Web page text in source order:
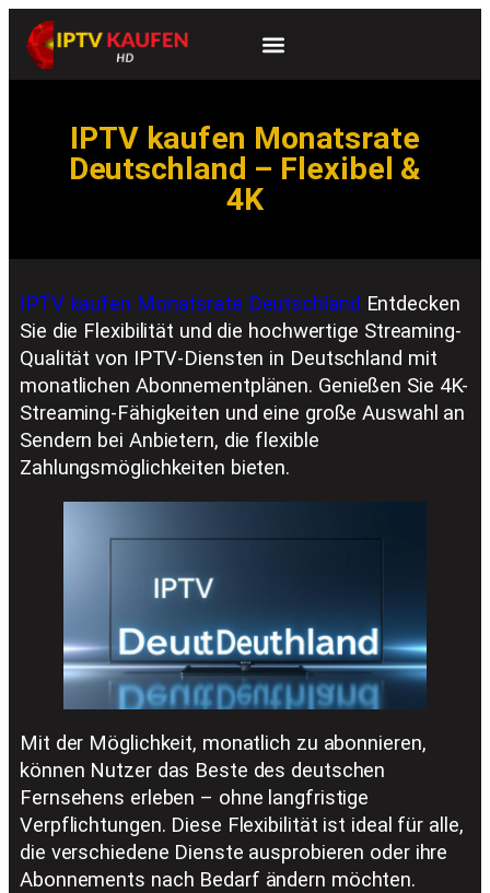
IPTV kaufen Monatsrate
Deutschland – Flexibel &
4K
IPTV kaufen Monatsrate Deutschland Entdecken
Sie die Flexibilität und die hochwertige Streaming-
Qualität von IPTV-Diensten in Deutschland mit
monatlichen Abonnementplänen. Genießen Sie 4K-
Streaming-Fähigkeiten und eine große Auswahl an
Sendern bei Anbietern, die flexible
Zahlungsmöglichkeiten bieten.
Mit der Möglichkeit, monatlich zu abonnieren,
können Nutzer das Beste des deutschen
Fernsehens erleben – ohne langfristige
Verpflichtungen. Diese Flexibilität ist ideal für alle,
die verschiedene Dienste ausprobieren oder ihre
Abonnements nach Bedarf ändern möchten.